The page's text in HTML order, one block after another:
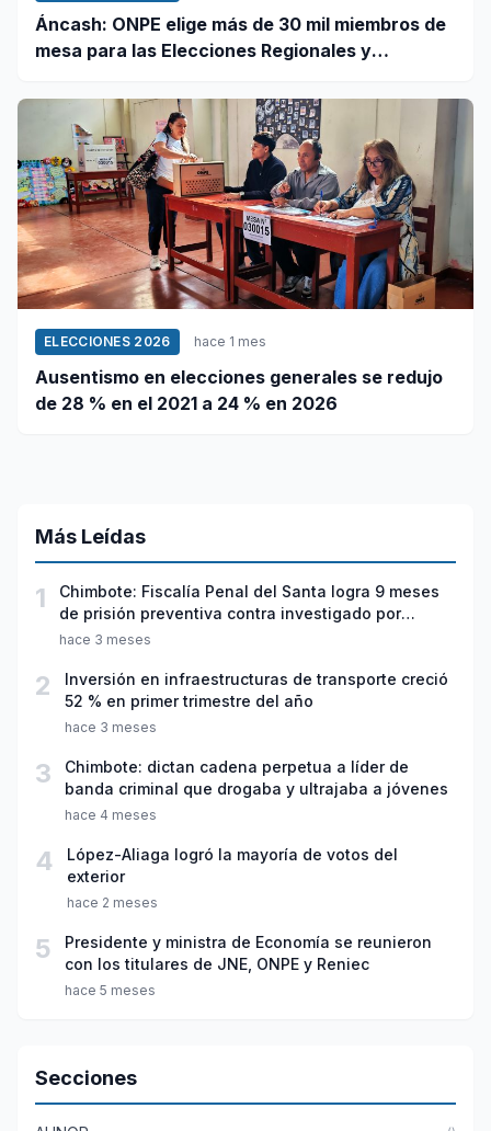
Áncash: ONPE elige más de 30 mil miembros de
mesa para las Elecciones Regionales y
ELECCIONES 2026 hace 1 mes
Ausentismo en elecciones generales se redujo
de 28 % en el 2021 a 24 % en 2026
Más Leídas
1
Chimbote: Fiscalía Penal del Santa logra 9 meses
de prisión preventiva contra investigado por
violación sexual y tentativa de feminicidio
hace 3 meses
2
Inversión en infraestructuras de transporte creció
52 % en primer trimestre del año
hace 3 meses
3
Chimbote: dictan cadena perpetua a líder de
banda criminal que drogaba y ultrajaba a jóvenes
hace 4 meses
4
López-Aliaga logró la mayoría de votos del
exterior
hace 2 meses
5
Presidente y ministra de Economía se reunieron
con los titulares de JNE, ONPE y Reniec
hace 5 meses
Secciones